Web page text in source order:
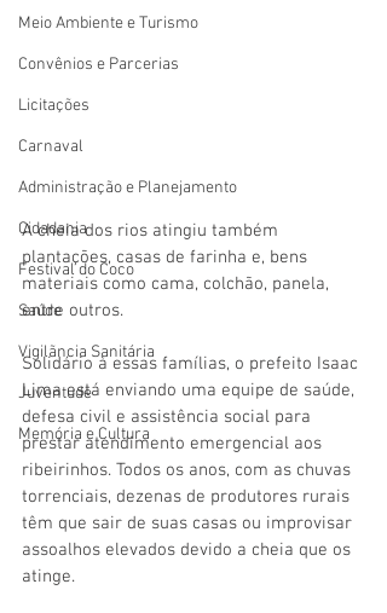
Meio Ambiente e Turismo
Convênios e Parcerias
Licitações
Carnaval
Administração e Planejamento
Cidadania
Festival do Coco
Saúde
Vigilãncia Sanitária
Juventude
Memória e Cultura
A cheia dos rios atingiu também
plantações, casas de farinha e, bens
materiais como cama, colchão, panela,
entre outros.
Solidário à essas famílias, o prefeito Isaac
Lima está enviando uma equipe de saúde,
defesa civil e assistência social para
prestar atendimento emergencial aos
ribeirinhos. Todos os anos, com as chuvas
torrenciais, dezenas de produtores rurais
têm que sair de suas casas ou improvisar
assoalhos elevados devido a cheia que os
atinge.